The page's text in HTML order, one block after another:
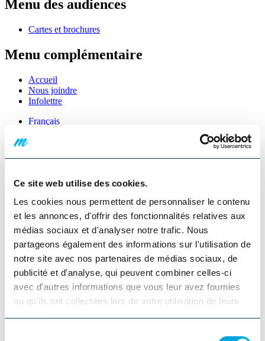
Ce site web utilise des cookies.
Les cookies nous permettent de personnaliser le contenu
et les annonces, d'offrir des fonctionnalités relatives aux
médias sociaux et d'analyser notre trafic. Nous
partageons également des informations sur l'utilisation de
notre site avec nos partenaires de médias sociaux, de
publicité et d'analyse, qui peuvent combiner celles-ci
avec d'autres informations que vous leur avez fournies
ou qu'ils ont collectées lors de votre utilisation de leurs
Menu des audiences
Cartes et brochures
Menu complémentaire
Accueil
Nous joindre
Infolettre
Français
Accueil
Restaurants
Partager Facebook Twitter Pinterest Courriel
Voir la galerie d'images
Précédent Suivant
Pourvoirie Auberge La
Barrière | Escapa - restaurant